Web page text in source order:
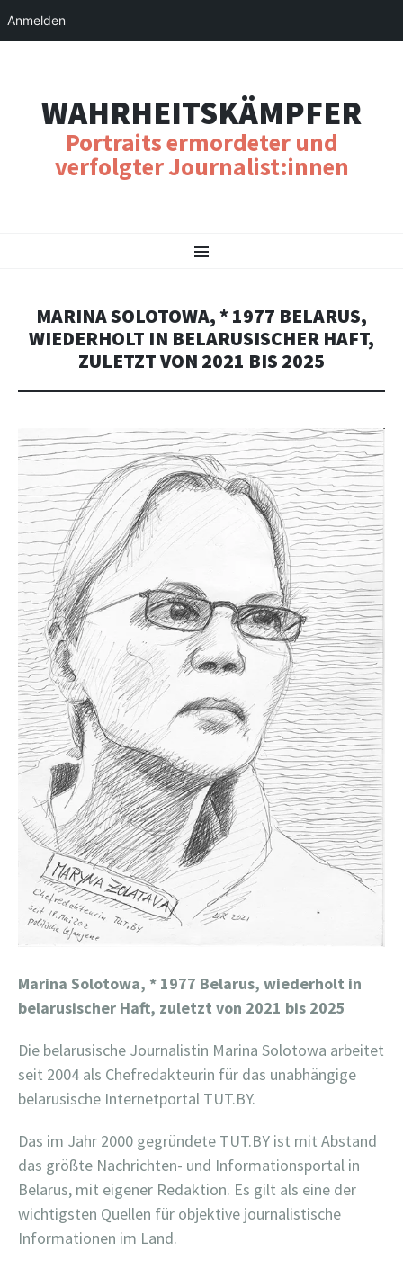
WAHRHEITSKÄMPFER
Portraits ermordeter und
verfolgter Journalist:innen
Menu
TO
MARINA SOLOTOWA, * 1977 BELARUS,
WIEDERHOLT IN BELARUSISCHER HAFT,
ZULETZT VON 2021 BIS 2025
Marina Solotowa, * 1977 Belarus, wiederholt in
belarusischer Haft, zuletzt von 2021 bis 2025
Die belarusische Journalistin Marina Solotowa arbeitet
seit 2004 als Chefredakteurin für das unabhängige
belarusische Internetportal TUT.BY.
Das im Jahr 2000 gegründete TUT.BY ist mit Abstand
das größte Nachrichten- und Informationsportal in
Belarus, mit eigener Redaktion. Es gilt als eine der
wichtigsten Quellen für objektive journalistische
Informationen im Land.
Anmelden